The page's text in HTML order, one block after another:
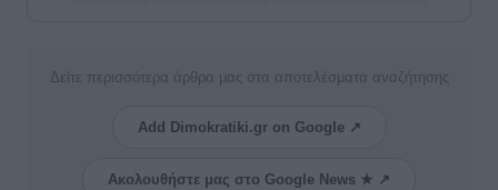
Δείτε περισσότερα άρθρα μας στα αποτελέσματα αναζήτησης
Add Dimokratiki.gr on Google ↗
Ακολουθήστε μας στο Google News ★ ↗